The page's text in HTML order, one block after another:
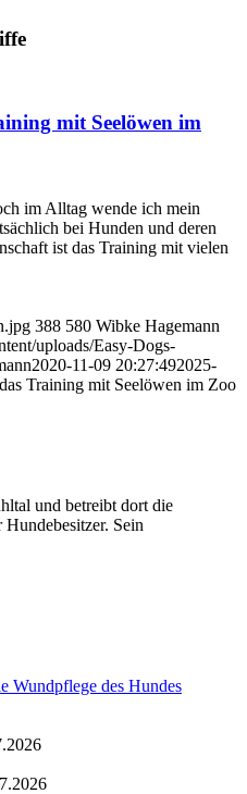
mit Seelöwen im
im Alltag wende ich mein
bei Hunden und deren
ist das Training mit vielen
388 580 Wibke Hagemann
uploads/Easy-Dogs-
2020-11-09 20:27:492025-
Training mit Seelöwen im Zoo
und betreibt dort die
Sein
Wundpflege des Hundes